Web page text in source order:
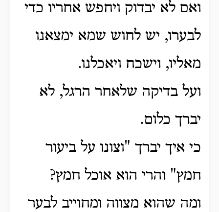
ואם לא יבדוק ויחפש אחריו כדי
לבערו, יש לחוש שמא ימצאנו
מאליו, וישכח ויאכלנו.
ועל בדיקה שלאחר הרגל, לא
יברך כלום.
כי איך יברך "וצונו על ביעור
חמץ" והרי הוא אוכל חמץ?
ומה שהוא מצווה ומחוייב לבער